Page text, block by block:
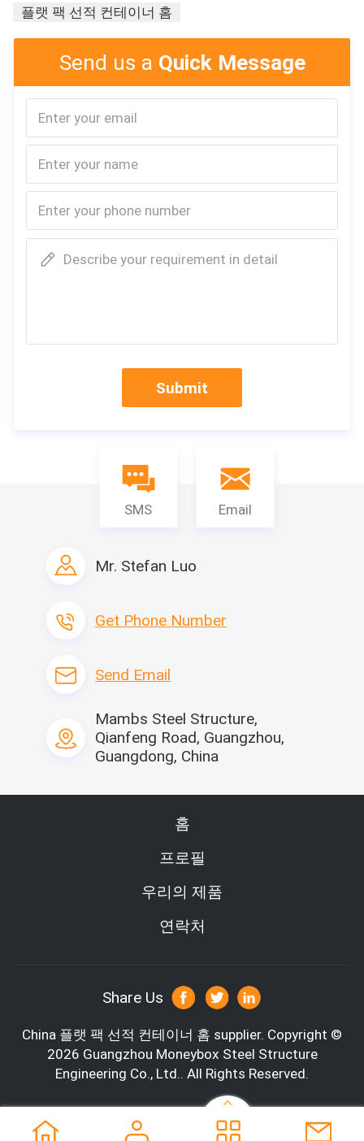
바람 저항
11학년
비
바닥 하중 150kg/평방미터 5800mm
지붕 하중 80kg/평방미터
4인 8시간 1대 설치
벽 및 지붕
패널 밀도
EPS: 10kg/m³
Rockwool: 60kg/m³
EPS(x) 그라스울/록
바닥재
18mm
표준 색
빨강/백색/파랑
플랫 팩 선적 컨테이너 홈
Send us a Quick Message
Describe your requirement in detail
Submit
SMS Email
Mr. Stefan Luo
Get Phone Number
Send Email
Mambs Steel Structure,
Qianfeng Road, Guangzhou,
Guangdong, China
홈
프로필
우리의 제품
연락처
Share Us
China 플랫 팩 선적 컨테이너 홈 supplier. Copyright ©
2026 Guangzhou Moneybox Steel Structure
Engineering Co., Ltd.. All Rights Reserved.